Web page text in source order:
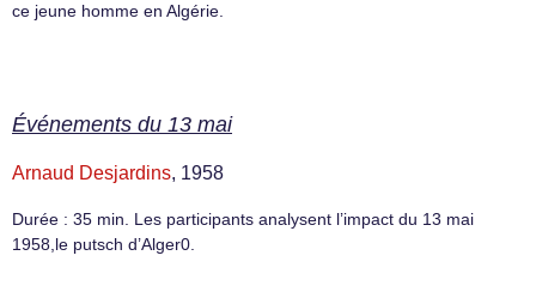
ce jeune homme en Algérie.
Événements du 13 mai
Arnaud Desjardins, 1958
Durée : 35 min. Les participants analysent l’impact du 13 mai
1958,le putsch d’Alger0.